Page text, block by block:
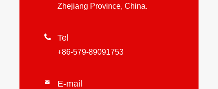
Zhejiang Province, China.
 Tel
+86-579-89091753
 E-mail